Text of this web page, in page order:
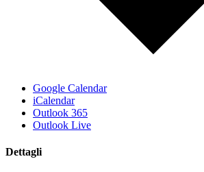
Google Calendar
iCalendar
Outlook 365
Outlook Live
Dettagli